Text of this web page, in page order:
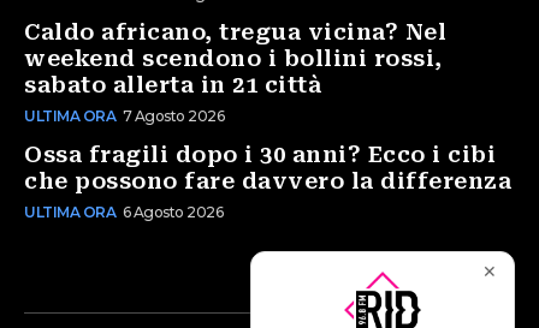
Caldo africano, tregua vicina? Nel
weekend scendono i bollini rossi,
sabato allerta in 21 città
ULTIMA ORA 7 Agosto 2026
Ossa fragili dopo i 30 anni? Ecco i cibi
che possono fare davvero la differenza
ULTIMA ORA 6 Agosto 2026
✕